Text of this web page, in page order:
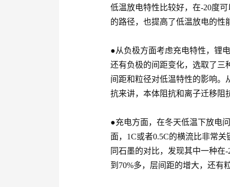
低温放电特性比较好，在-20度
的路径，也提高了低温放电的性
●从负极方面考虑充电特性，锂
还有负极的间距变化，选取了三
间距和粒径对低温特性的影响。
抗来讲，本体阻抗和离子迁移阻
●充电方面，在冬天低温下放电
面，1C或者0.5C的横流比非常
同石墨的对比，发现其中一种在
到70%多，层间距的增大，还有